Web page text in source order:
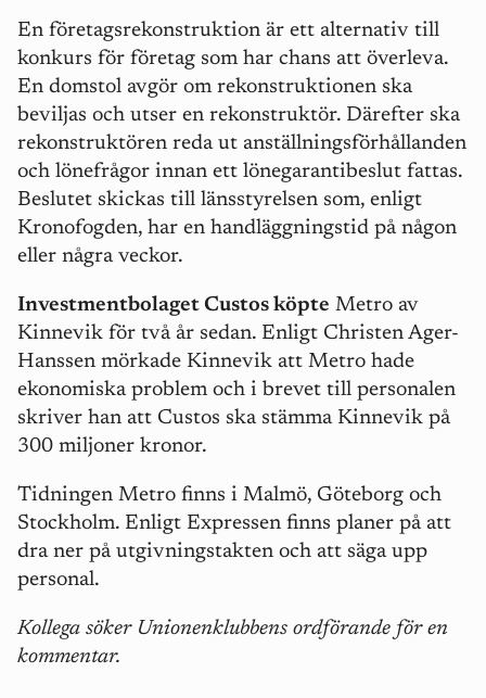
En företagsrekonstruktion är ett alternativ till
konkurs för företag som har chans att överleva.
En domstol avgör om rekonstruktionen ska
beviljas och utser en rekonstruktör. Därefter ska
rekonstruktören reda ut anställningsförhållanden
och lönefrågor innan ett lönegarantibeslut fattas.
Beslutet skickas till länsstyrelsen som, enligt
Kronofogden, har en handläggningstid på någon
eller några veckor.
Investmentbolaget Custos köpte Metro av
Kinnevik för två år sedan. Enligt Christen Ager-
Hanssen mörkade Kinnevik att Metro hade
ekonomiska problem och i brevet till personalen
skriver han att Custos ska stämma Kinnevik på
300 miljoner kronor.
Tidningen Metro finns i Malmö, Göteborg och
Stockholm. Enligt Expressen finns planer på att
dra ner på utgivningstakten och att säga upp
personal.
Kollega söker Unionenklubbens ordförande för en
kommentar.